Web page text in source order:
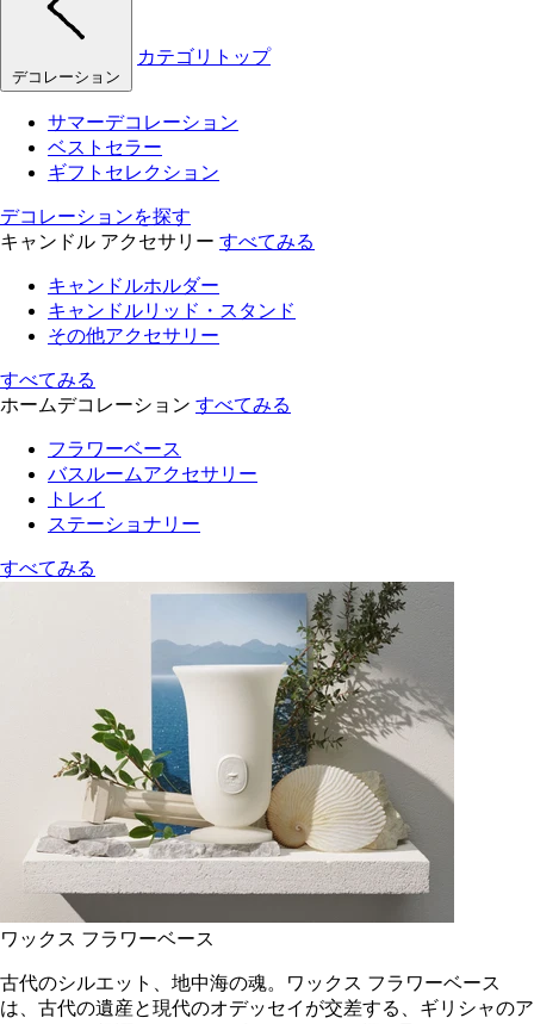
デコレーション
カテゴリトップ
サマーデコレーション
ベストセラー
ギフトセレクション
デコレーションを探す
キャンドル アクセサリー すべてみる
キャンドルホルダー
キャンドルリッド・スタンド
その他アクセサリー
すべてみる
ホームデコレーション すべてみる
フラワーベース
バスルームアクセサリー
トレイ
ステーショナリー
すべてみる
ワックス フラワーベース
古代のシルエット、地中海の魂。ワックス フラワーベース
は、古代の遺産と現代のオデッセイが交差する、ギリシャのア